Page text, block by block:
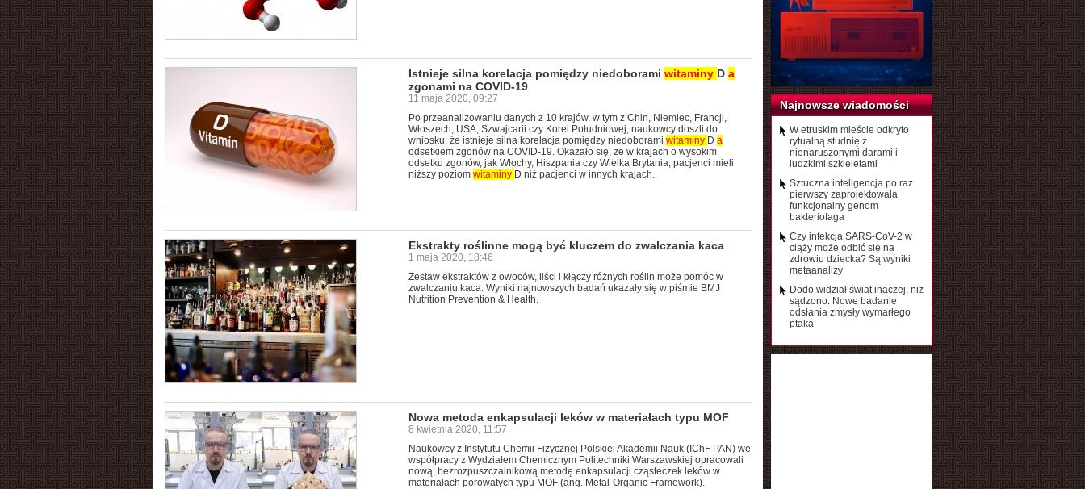
Istnieje silna korelacja pomiędzy niedoborami witaminy D a
zgonami na COVID-19
11 maja 2020, 09:27
Po przeanalizowaniu danych z 10 krajów, w tym z Chin, Niemiec, Francji,
Włoszech, USA, Szwajcarii czy Korei Południowej, naukowcy doszli do
wniosku, że istnieje silna korelacja pomiędzy niedoborami witaminy D a
odsetkiem zgonów na COVID-19. Okazało się, że w krajach o wysokim
odsetku zgonów, jak Włochy, Hiszpania czy Wielka Brytania, pacjenci mieli
niższy poziom witaminy D niż pacjenci w innych krajach.
Ekstrakty roślinne mogą być kluczem do zwalczania kaca
1 maja 2020, 18:46
Zestaw ekstraktów z owoców, liści i kłączy różnych roślin może pomóc w
zwalczaniu kaca. Wyniki najnowszych badań ukazały się w piśmie BMJ
Nutrition Prevention & Health.
Nowa metoda enkapsulacji leków w materiałach typu MOF
8 kwietnia 2020, 11:57
Naukowcy z Instytutu Chemii Fizycznej Polskiej Akademii Nauk (IChF PAN) we
współpracy z Wydziałem Chemicznym Politechniki Warszawskiej opracowali
nową, bezrozpuszczalnikową metodę enkapsulacji cząsteczek leków w
materiałach porowatych typu MOF (ang. Metal-Organic Framework).
Najnowsze wiadomości
W etruskim mieście odkryto
rytualną studnię z
nienaruszonymi darami i
ludzkimi szkieletami
Sztuczna inteligencja po raz
pierwszy zaprojektowała
funkcjonalny genom
bakteriofaga
Czy infekcja SARS-CoV-2 w
ciąży może odbić się na
zdrowiu dziecka? Są wyniki
metaanalizy
Dodo widział świat inaczej, niż
sądzono. Nowe badanie
odsłania zmysły wymarłego
ptaka